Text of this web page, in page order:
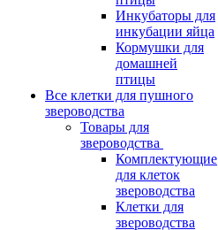
Инкубаторы для
инкубации яйца
Кормушки для
домашней
птицы
Все клетки для пушного
звероводства
Товары для
звероводства
Комплектующие
для клеток
звероводства
Клетки для
звероводства